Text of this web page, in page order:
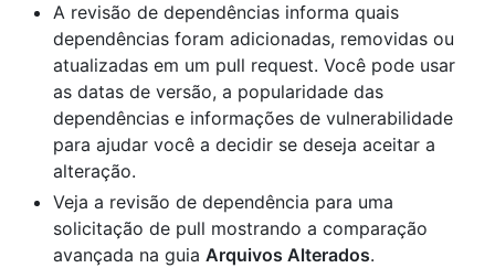
A revisão de dependências informa quais
dependências foram adicionadas, removidas ou
atualizadas em um pull request. Você pode usar
as datas de versão, a popularidade das
dependências e informações de vulnerabilidade
para ajudar você a decidir se deseja aceitar a
alteração.
Veja a revisão de dependência para uma
solicitação de pull mostrando a comparação
avançada na guia Arquivos Alterados.